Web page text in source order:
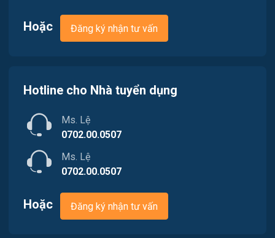
Nội ngoại thất
Quản lý chất lượng (QA/QC)
Truyền Hình / Quảng Cáo Marketing
Sản xuất / Vận hành sản xuất
Tư vấn / Chăm Sóc Khách Hàng
Hoặc Đăng ký nhận tư vấn
Hotline cho Nhà tuyển dụng
Ms. Lệ
0702.00.0507
Ms. Lệ
0702.00.0507
Hoặc Đăng ký nhận tư vấn